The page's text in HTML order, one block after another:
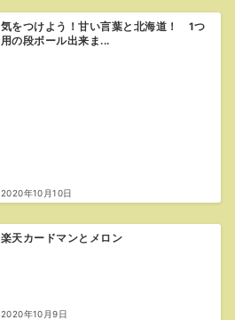
気をつけよう！甘い言葉と北海道！ 1つ
用の段ボール出来ま...
2020年10月10日
楽天カードマンとメロン
2020年10月9日